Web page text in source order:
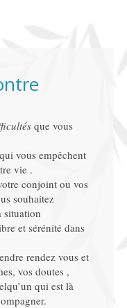
que vous
vous empêchent
vie .
conjoint ou vos
souhaitez
situation
et sérénité dans
rendez vous et
vos doutes ,
qui est là